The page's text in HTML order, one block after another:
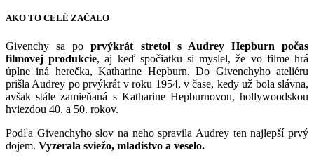
AKO TO CELÉ ZAČALO
Givenchy sa poprvýkrát stretol s Audrey Hepburn počas
filmovej produkcie, aj keď spočiatku si myslel, že vo filme hrá
úplne iná herečka, Katharine Hepburn. Do Givenchyho ateliéru
prišla Audrey po prvýkrát v roku 1954, v čase, kedy už bola slávna,
avšak stále zamieňaná s Katharine Hepburnovou, hollywoodskou
hviezdou 40. a 50. rokov.
Podľa Givenchyho slov na neho spravila Audrey ten najlepší prvý
dojem. Vyzerala sviežo, mladistvo a veselo.